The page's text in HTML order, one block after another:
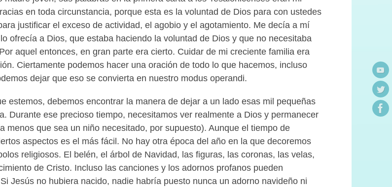
en toda circunstancia, porque esta es la voluntad de Dios para con ustedes
justificar el exceso de actividad, el agobio y el agotamiento. Me decía a mí
ofrecía a Dios, que estaba haciendo la voluntad de Dios y que no necesitaba
aquel entonces, en gran parte era cierto. Cuidar de mi creciente familia era
Ciertamente podemos hacer una oración de todo lo que hacemos, incluso
dejar que eso se convierta en nuestro modus operandi.
estemos, debemos encontrar la manera de dejar a un lado esas mil pequeñas
Durante ese precioso tiempo, necesitamos ver realmente a Dios y permanecer
menos que sea un niño necesitado, por supuesto). Aunque el tiempo de
aspectos es el más fácil. No hay otra época del año en la que decoremos
religiosos. El belén, el árbol de Navidad, las figuras, las coronas, las velas,
de Cristo. Incluso las canciones y los adornos profanos pueden
Jesús no hubiera nacido, nadie habría puesto nunca un adorno navideño ni